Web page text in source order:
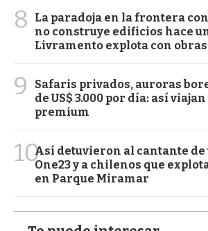
8
La paradoja en la frontera
no construye edificios hace
Livramento explota con obras
9
Safaris privados, auroras
de US$ 3.000 por día: así
premium
10Así detuvieron al cantante de
One23 y a chilenos que
en Parque Miramar